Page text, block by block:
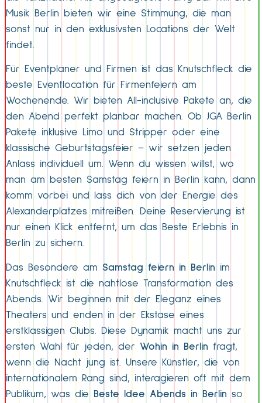
Musik Berlin bieten wir eine Stimmung, die man
sonst nur in den exklusivsten Locations der Welt
findet.
Für Eventplaner und Firmen ist das Knutschfleck die
beste Eventlocation für Firmenfeiern am
Wochenende. Wir bieten All-inclusive Pakete an, die
den Abend perfekt planbar machen. Ob JGA Berlin
Pakete inklusive Limo und Stripper oder eine
klassische Geburtstagsfeier – wir setzen jeden
Anlass individuell um. Wenn du wissen willst, wo
man am besten Samstag feiern in Berlin kann, dann
komm vorbei und lass dich von der Energie des
Alexanderplatzes mitreißen. Deine Reservierung ist
nur einen Klick entfernt, um das Beste Erlebnis in
Berlin zu sichern.
Das Besondere am Samstag feiern in Berlin im
Knutschfleck ist die nahtlose Transformation des
Abends. Wir beginnen mit der Eleganz eines
Theaters und enden in der Ekstase eines
erstklassigen Clubs. Diese Dynamik macht uns zur
ersten Wahl für jeden, der Wohin in Berlin fragt,
wenn die Nacht jung ist. Unsere Künstler, die von
internationalem Rang sind, interagieren oft mit dem
Publikum, was die
Beste Idee Abends in Berlin so